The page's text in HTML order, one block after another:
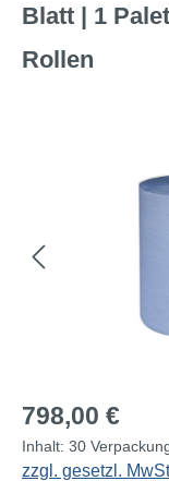
Blatt | 1
Rollen
Regulärer Preis:
798,00 €
Inhalt: 30
zzgl. gesetzl.